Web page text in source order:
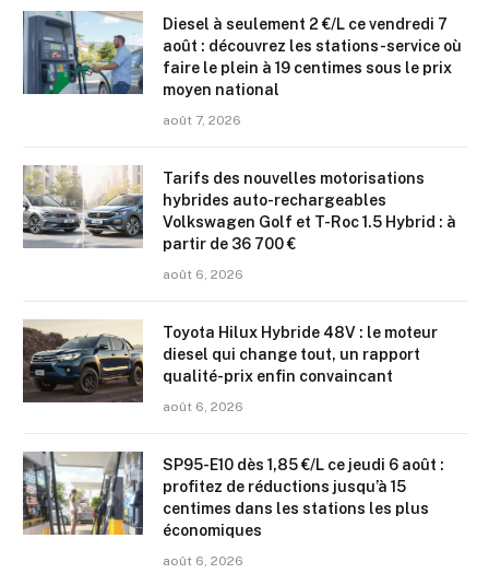
Diesel à seulement 2 €/L ce vendredi 7
août : découvrez les stations-service où
faire le plein à 19 centimes sous le prix
moyen national
août 7, 2026
Tarifs des nouvelles motorisations
hybrides auto-rechargeables
Volkswagen Golf et T-Roc 1.5 Hybrid : à
partir de 36 700 €
août 6, 2026
Toyota Hilux Hybride 48V : le moteur
diesel qui change tout, un rapport
qualité-prix enfin convaincant
août 6, 2026
SP95-E10 dès 1,85 €/L ce jeudi 6 août :
profitez de réductions jusqu’à 15
centimes dans les stations les plus
économiques
août 6, 2026